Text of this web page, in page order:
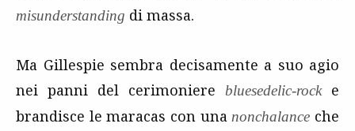
misunderstanding di massa.
Ma Gillespie sembra decisamente a suo agio
nei panni del cerimoniere bluesedelic-rocke
brandisce le maracas con una nonchalance che